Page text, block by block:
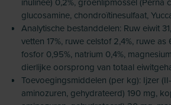
glucosamine, chondroïtinesulfaat,
Analytische bestanddelen: Ruw eiwit
vetten 17%, ruwe celstof 2,4%, ruwe as
fosfor 0,95%, natrium 0,4%,
dierlijke oorsprong van totaal
Toevoegingsmiddelen (per kg): Ijzer
aminozuren, gehydrateerd) 190 mg,